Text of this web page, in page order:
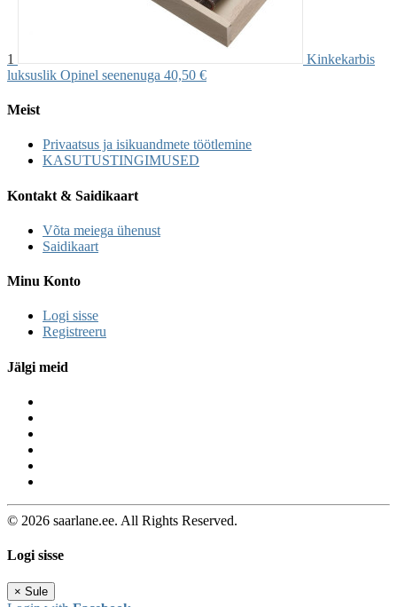
1
Kinkekarbis
luksuslik Opinel seenenuga 40,50 €
Meist
Privaatsus ja isikuandmete töötlemine
KASUTUSTINGIMUSED
Kontakt & Saidikaart
Võta meiega ühenust
Saidikaart
Minu Konto
Logi sisse
Registreeru
Jälgi meid
© 2026 saarlane.ee. All Rights Reserved.
Logi sisse
× Sule